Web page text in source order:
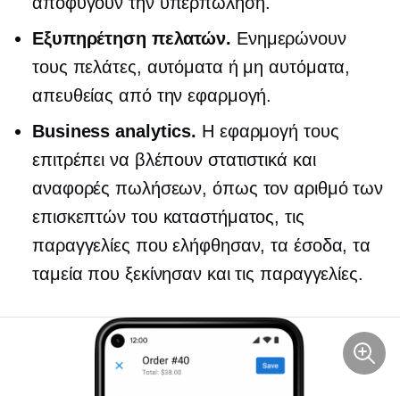
Εξυπηρέτηση πελατών. Ενημερώνουν
τους πελάτες, αυτόματα ή μη αυτόματα,
απευθείας από την εφαρμογή.
Business analytics. Η εφαρμογή τους
επιτρέπει να βλέπουν στατιστικά και
αναφορές πωλήσεων, όπως τον αριθμό των
επισκεπτών του καταστήματος, τις
παραγγελίες που ελήφθησαν, τα έσοδα, τα
ταμεία που ξεκίνησαν και τις παραγγελίες.